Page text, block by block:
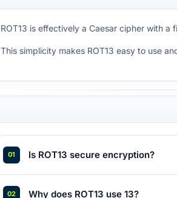
ROT13 is effectively a Caesar cipher with
This simplicity makes ROT13 easy to use
Is ROT13 secure encryption?
Why does ROT13 use 13?